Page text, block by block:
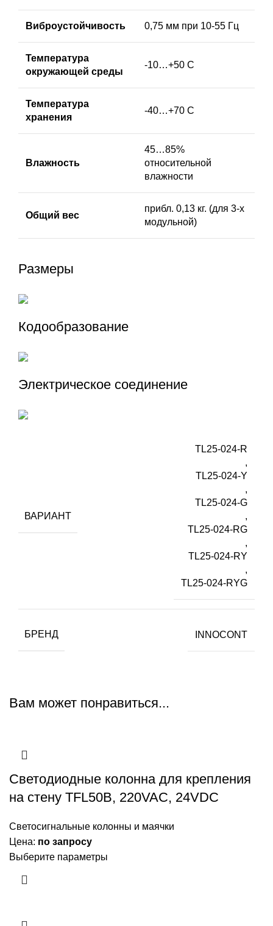
Виброустойчивость 0,75 мм при 10-55 Гц
Температура
окружающей среды
-10…+50 C
Температура
хранения
-40…+70 C
Влажность
45…85%
относительной
влажности
Общий вес
прибл. 0,13 кг. (для 3-х
модульной)
Размеры
Кодообразование
Электрическое соединение
ВАРИАНТ
TL25-024-R
,
TL25-024-Y
,
TL25-024-G
,
TL25-024-RG
,
TL25-024-RY
,
TL25-024-RYG
БРЕНД INNOCONT
Вам может понравиться...
Светодиодные колонна для крепления
на стену TFL50B, 220VAC, 24VDC
Светосигнальные колонны и маячки
Цена: по запросу
Выберите параметры